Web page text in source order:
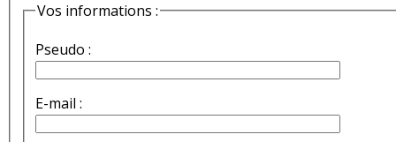
Vos informations :
Pseudo :
E-mail :